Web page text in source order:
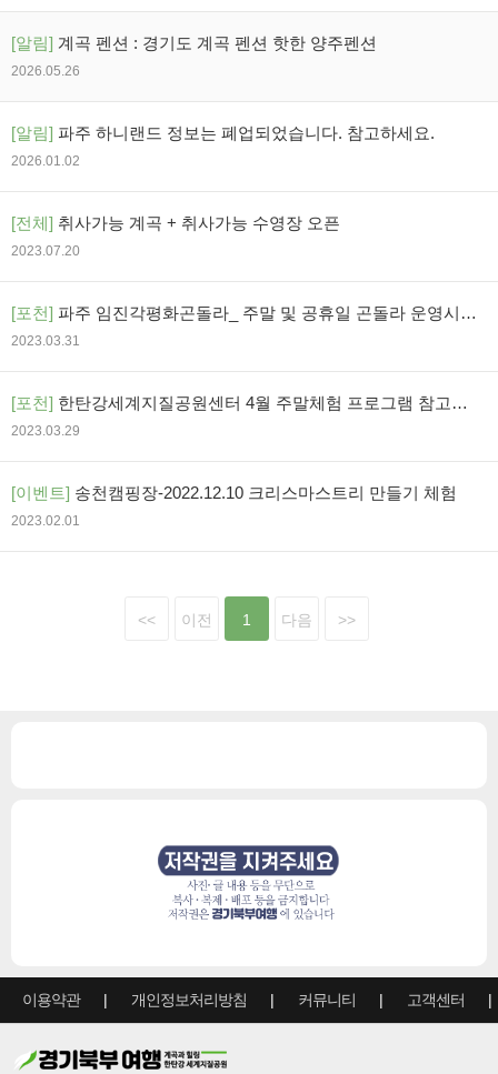
[알림] 계곡 펜션 : 경기도 계곡 펜션 핫한 양주펜션
2026.05.26
[알림] 파주 하니랜드 정보는 폐업되었습니다. 참고하세요.
2026.01.02
[전체] 취사가능 계곡 + 취사가능 수영장 오픈
2023.07.20
[포천] 파주 임진각평화곤돌라_ 주말 및 공휴일 곤돌라 운영시간
2023.03.31
[포천] 한탄강세계지질공원센터 4월 주말체험 프로그램 참고하
2023.03.29
[이벤트] 송천캠핑장-2022.12.10 크리스마스트리 만들기 체험
2023.02.01
<< 이전 1 다음 >>
이용약관 개인정보처리방침 커뮤니티 고객센터